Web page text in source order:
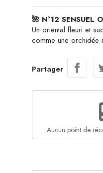
🌺 N°12 SENSUEL
Un oriental fleuri et
comme une orchidée
Partager
Aucun point de